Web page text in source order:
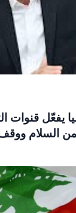
يفعّل قنوات
السلام ووقف